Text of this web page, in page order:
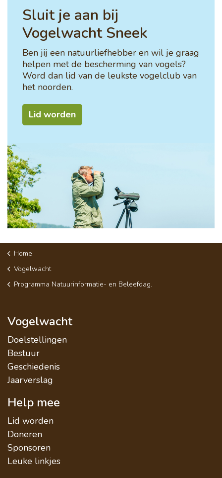
Sluit je aan bij
Vogelwacht Sneek
Ben jij een natuurliefhebber en wil je graag
helpen met de bescherming van vogels?
Word dan lid van de leukste vogelclub van
het noorden.
Lid worden
Home
Vogelwacht
Programma Natuurinformatie- en Beleefdag.
Vogelwacht
Doelstellingen
Bestuur
Geschiedenis
Jaarverslag
Help mee
Lid worden
Doneren
Sponsoren
Leuke linkjes